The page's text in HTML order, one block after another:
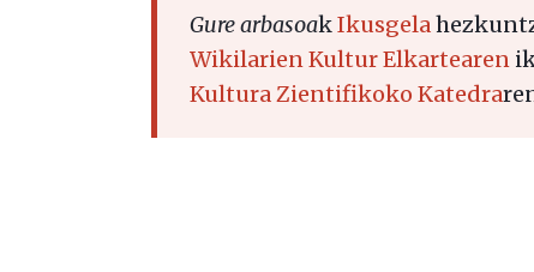
Gure arbasoakIkusgela
Wikilarien Kultur Elkartearen
Kultura Zientifikoko Katedra